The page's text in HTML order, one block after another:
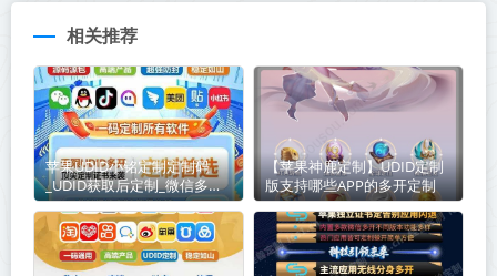
相关推荐
苹果UDID小铭定制定制码
_UDID获取后定制_微信多开
定制版
【苹果神鹿定制】UDID定制
版支持哪些APP的多开定制